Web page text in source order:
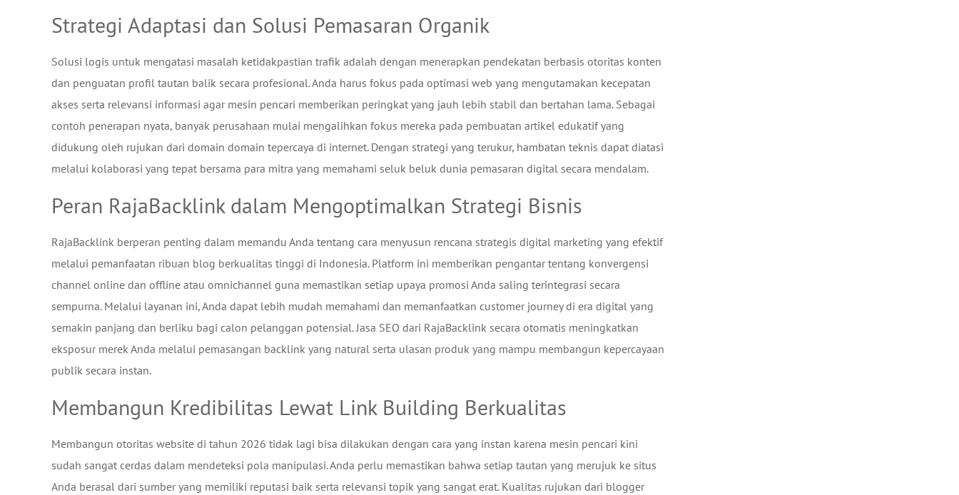
Strategi Adaptasi dan Solusi Pemasaran Organik
Solusi logis untuk mengatasi masalah ketidakpastian trafik adalah dengan menerapkan pendekatan berbasis otoritas konten
dan penguatan profil tautan balik secara profesional. Anda harus fokus pada optimasi web yang mengutamakan kecepatan
akses serta relevansi informasi agar mesin pencari memberikan peringkat yang jauh lebih stabil dan bertahan lama. Sebagai
contoh penerapan nyata, banyak perusahaan mulai mengalihkan fokus mereka pada pembuatan artikel edukatif yang
didukung oleh rujukan dari domain domain tepercaya di internet. Dengan strategi yang terukur, hambatan teknis dapat diatasi
melalui kolaborasi yang tepat bersama para mitra yang memahami seluk beluk dunia pemasaran digital secara mendalam.
Peran RajaBacklink dalam Mengoptimalkan Strategi Bisnis
RajaBacklink berperan penting dalam memandu Anda tentang cara menyusun rencana strategis digital marketing yang efektif
melalui pemanfaatan ribuan blog berkualitas tinggi di Indonesia. Platform ini memberikan pengantar tentang konvergensi
channel online dan offline atau omnichannel guna memastikan setiap upaya promosi Anda saling terintegrasi secara
sempurna. Melalui layanan ini, Anda dapat lebih mudah memahami dan memanfaatkan customer journey di era digital yang
semakin panjang dan berliku bagi calon pelanggan potensial. Jasa SEO dari RajaBacklink secara otomatis meningkatkan
eksposur merek Anda melalui pemasangan backlink yang natural serta ulasan produk yang mampu membangun kepercayaan
publik secara instan.
Membangun Kredibilitas Lewat Link Building Berkualitas
Membangun otoritas website di tahun 2026 tidak lagi bisa dilakukan dengan cara yang instan karena mesin pencari kini
sudah sangat cerdas dalam mendeteksi pola manipulasi. Anda perlu memastikan bahwa setiap tautan yang merujuk ke situs
Anda berasal dari sumber yang memiliki reputasi baik serta relevansi topik yang sangat erat. Kualitas rujukan dari blogger